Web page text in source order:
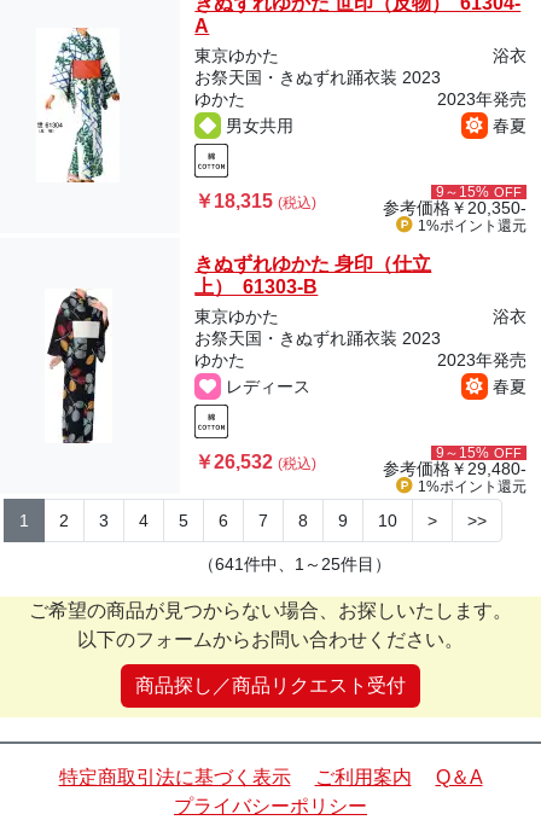
A
東京ゆかた
浴衣
お祭天国・きぬずれ踊衣装 2023
ゆかた
2023年発売
男女共用
春夏
￥18,315(税込)
9～15% OFF
参考価格￥20,350-
1%ポイント 還元
きぬずれゆかた 身印（仕立
上） 61303-B
東京ゆかた
浴衣
お祭天国・きぬずれ踊衣装 2023
ゆかた
2023年発売
レディース
春夏
￥26,532(税込)
9～15% OFF
参考価格￥29,480-
1%ポイント 還元
1 2 3 4 5 6 7 8 9 10 > >>
（641件中、1～25件目）
ご希望の商品が見つからない場合、お探しいたします。
以下のフォームからお問い合わせください。
商品探し／商品リクエスト受付
特定商取引法に基づく表示 ご利用案内
Q＆A
プライバシーポリシー